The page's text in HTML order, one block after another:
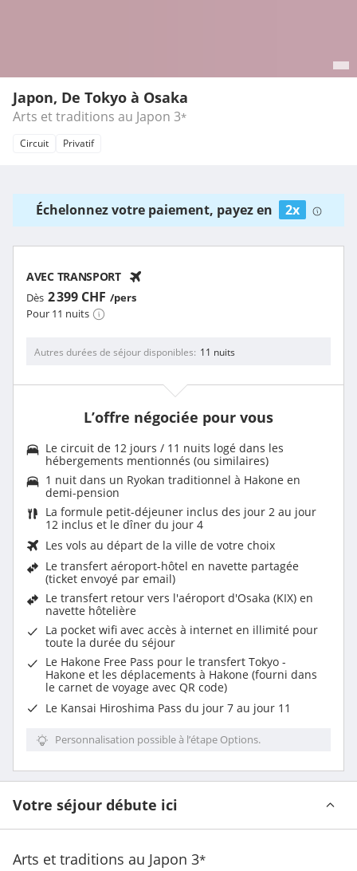
Japon, De Tokyo à Osaka
Arts et traditions au Japon 3*
Circuit Privatif
Échelonnez votre paiement, payez en 2x
AVEC TRANSPORT
Dès 2 399 CHF /pers
Pour 11 nuits
Autres durées de séjour disponibles 11 nuits
L’offre négociée pour vous
Le circuit de 12 jours / 11 nuits logé dans les
hébergements mentionnés (ou similaires)
1 nuit dans un Ryokan traditionnel à Hakone en
demi-pension
La formule petit-déjeuner inclus des jour 2 au jour
12 inclus et le dîner du jour 4
Les vols au départ de la ville de votre choix
Le transfert aéroport-hôtel en navette partagée
(ticket envoyé par email)
Le transfert retour vers l'aéroport d'Osaka (KIX) en
navette hôtelière
La pocket wifi avec accès à internet en illimité pour
toute la durée du séjour
Le Hakone Free Pass pour le transfert Tokyo -
Hakone et les déplacements à Hakone (fourni dans
le carnet de voyage avec QR code)
Le Kansai Hiroshima Pass du jour 7 au jour 11
Personnalisation possible à l’étape Options.
Votre séjour débute ici
Arts et traditions au Japon 3*